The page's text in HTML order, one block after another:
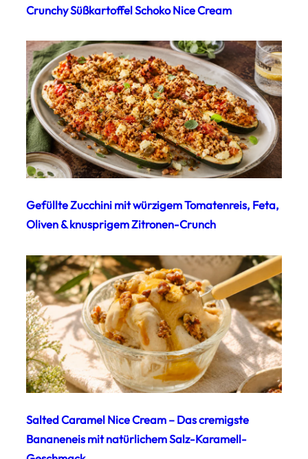
Crunchy Süßkartoffel Schoko Nice Cream
Gefüllte Zucchini mit würzigem Tomatenreis, Feta,
Oliven & knusprigem Zitronen-Crunch
Salted Caramel Nice Cream – Das cremigste
Bananeneis mit natürlichem Salz-Karamell-